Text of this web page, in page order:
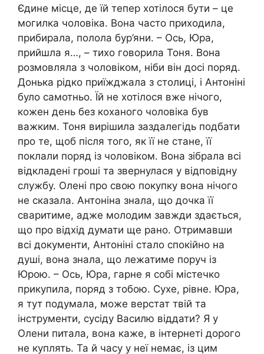
Єдине місце, де їй тепер хотілося бути – це
могилка чоловіка. Вона часто приходила,
прибирала, полола бур’яни. – Ось, Юра,
прийшла я…, – тихо говорила Тоня. Вона
розмовляла з чоловіком, ніби він досі поряд.
Донька рідко приїжджала з столиці, і Антоніні
було самотньо. Їй не хотілося вже нічого,
кожен день без коханого чоловіка був
важким. Тоня вирішила заздалегідь подбати
про те, щоб після того, як її не стане, її
поклали поряд із чоловіком. Вона зібрала всі
відкладені гроші та звернулася у відповідну
службу. Олені про свою покупку вона нічого
не сказала. Антоніна знала, що дочка її
сваритиме, адже молодим завжди здається,
що про відхід думати ще рано. Отримавши
всі документи, Антоніні стало спокійно на
душі, вона знала, що лежатиме поруч із
Юрою. – Ось, Юра, гарне я собі містечко
прикупила, поряд з тобою. Сухе, рівне. Юра,
я тут подумала, може верстат твій та
інструменти, сусіду Василю віддати? Я у
Олени питала, вона каже, в інтернеті дорого
не куплять. Та й часу у неї немає, із цим